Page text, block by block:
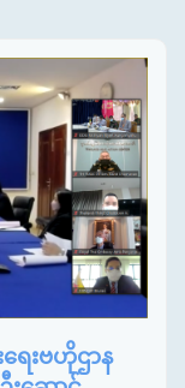
ေးဗဟိုဌာန